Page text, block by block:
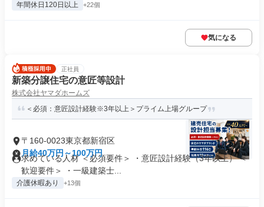
年間休日120日以上 +22個
気になる
正社員
新築分譲住宅の意匠等設計
株式会社ヤマダホームズ
＜必須：意匠設計経験※3年以上＞プライム上場グループ
〒160-0023東京都新宿区
月給40万円～100万円
求めている人材 ＜必須要件＞ ・意匠設計経験（3年以上） ＜
歓迎要件＞ ・一級建築士...
介護休暇あり +13個